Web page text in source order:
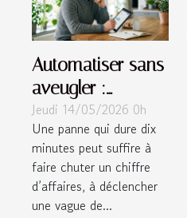
Automatiser sans
aveugler :
comment garder
le contrôle sur
vos alertes
Jeudi 14/05/2026 0h
Une panne qui dure dix
minutes peut suffire à
faire chuter un chiffre
d’affaires, à déclencher
une vague de...